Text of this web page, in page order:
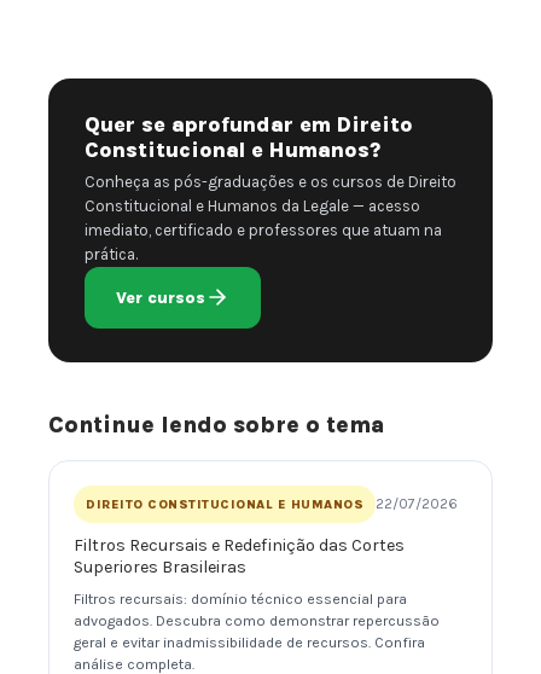
Quer se aprofundar em Direito
Constitucional e Humanos?
Conheça as pós-graduações e os cursos de Direito
Constitucional e Humanos da Legale — acesso
imediato, certificado e professores que atuam na
prática.
Ver cursos
Continue lendo sobre o tema
DIREITO CONSTITUCIONAL E HUMANOS 22/07/2026
Filtros Recursais e Redefinição das Cortes
Superiores Brasileiras
Filtros recursais: domínio técnico essencial para
advogados. Descubra como demonstrar repercussão
geral e evitar inadmissibilidade de recursos. Confira
análise completa.